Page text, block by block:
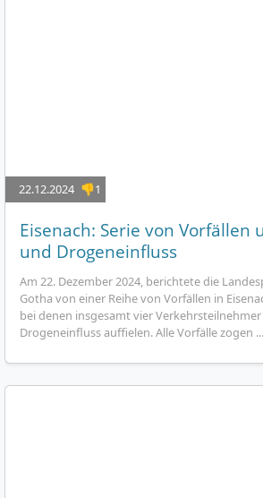
22.12.2024 👎1
Eisenach: Serie von Vorfällen
und Drogeneinfluss
Am 22. Dezember 2024, berichtete die
Gotha von einer Reihe von Vorfällen in
bei denen insgesamt vier
Drogeneinfluss auffielen. Alle Vorfälle zogen ...